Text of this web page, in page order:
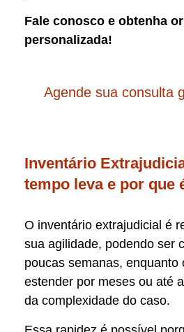
Fale conosco e obtenha
personalizada!
Agende sua consulta
Inventário
tempo leva e por que
O inventário extrajudicial é
sua agilidade, podendo ser
poucas semanas, enquanto
estender por meses ou até
da complexidade do caso.